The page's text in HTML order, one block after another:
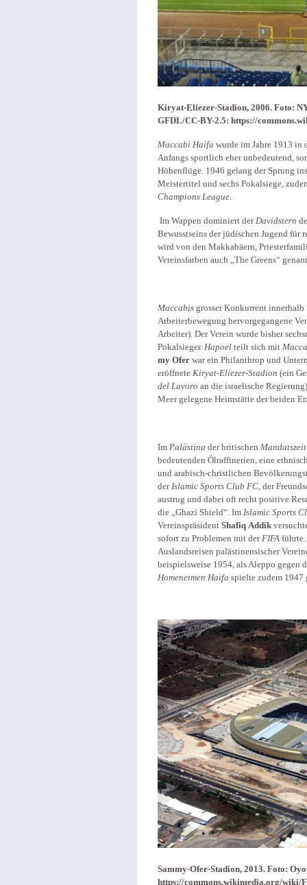
Kiryat-Eliezer-Stadion, 2006. Foto:
GFDL/CC-BY-2.5: https://
Maccabi Haifa wurde im Jahre 1913 in
Anfangs sportlich eher unbedeutend,
Höhenflüge. 1946 gelang der Sprung
Meistertitel und sechs Pokalsiege,
Champions League.
Im Wappen dominiert derDavidstern
Bewusstseins der jüdischen Jugend
wird von den Makkabäern,
Vereinsfarben auch „The Greens“
Maccabis grosser Konkurrent
Arbeiterbewegung hervorgegangene
Arbeiter). Der Verein wurde bisher
Pokalsieger. Hapoel teilt sich mit
my Ofer war ein Philanthrop und
eröffnete Kiryat-Eliezer-Stadion (ein
del Lavoro an die israelische
Meer gelegene Heimstätte der beiden
Im Palästina der britischen Mandatszeit
bedeutenden Ölraffinerien, eine
und arabisch-christlichen
derIslamic Sports Club FC, der
austrug und dabei oft recht positive
die „Ghazi Shield“. Im Islamic Sports
Vereinspräsident Shafiq Addik
sofort zu Problemen mit derFIFA führte.
Auslandsreisen palästinensischer
beispielsweise 1954, als Aleppo gegen
Homenetmen Haifa spielte zudem 1947
Sammy-Ofer-Stadion, 2013. Foto:
https://commons.wikimedia.org/wiki/